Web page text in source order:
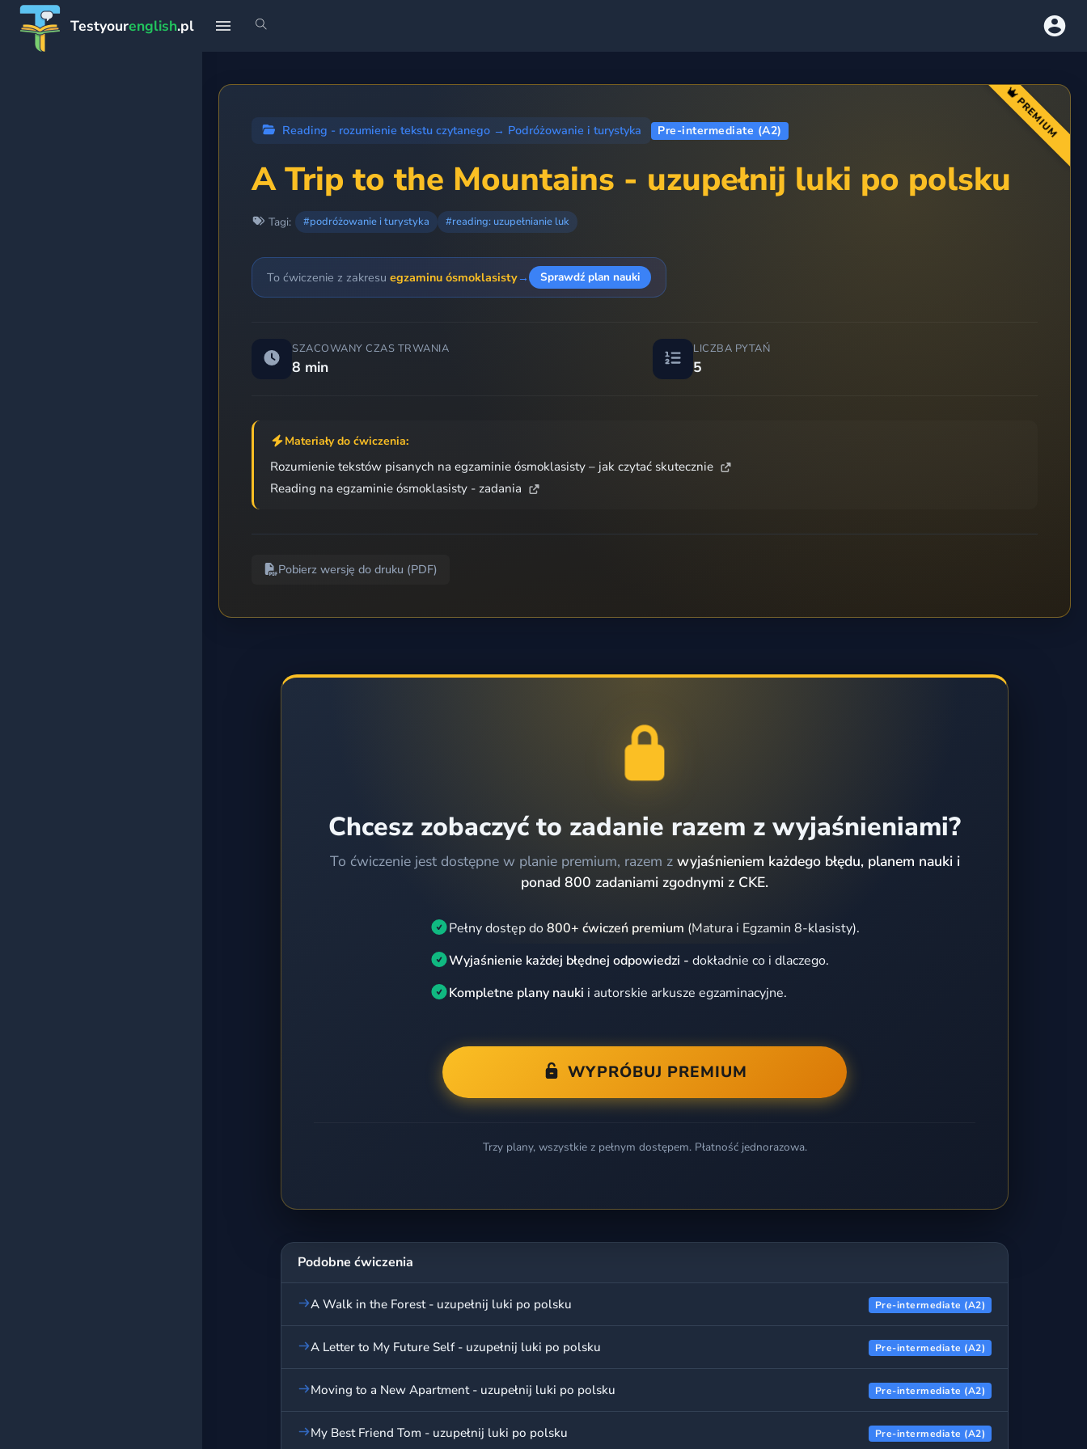
Testyourenglish.pl
PREMIUM
Reading - rozumienie tekstu czytanego → Podróżowanie i turystyka Pre-intermediate (A2)
A Trip to the Mountains - uzupełnij luki po polsku
Tagi: #podróżowanie i turystyka #reading: uzupełnianie luk
To ćwiczenie z zakresu egzaminu ósmoklasisty→ Sprawdź plan nauki
SZACOWANY CZAS TRWANIA
8 min
LICZBA PYTAŃ
5
Materiały do ćwiczenia:
Rozumienie tekstów pisanych na egzaminie ósmoklasisty – jak czytać skutecznie
Reading na egzaminie ósmoklasisty - zadania
Pobierz wersję do druku (PDF)
Chcesz zobaczyć to zadanie razem z wyjaśnieniami?
To ćwiczenie jest dostępne w planie premium, razem z wyjaśnieniem każdego błędu, planem nauki i
ponad 800 zadaniami zgodnymi z CKE.
Pełny dostęp do800+ ćwiczeń premium (Matura i Egzamin 8-klasisty).
Wyjaśnienie każdej błędnej odpowiedzi - dokładnie co i dlaczego.
Kompletne plany nauki i autorskie arkusze egzaminacyjne.
WYPRÓBUJ PREMIUM
Trzy plany, wszystkie z pełnym dostępem. Płatność jednorazowa.
Podobne ćwiczenia
A Walk in the Forest - uzupełnij luki po polsku Pre-intermediate (A2)
A Letter to My Future Self - uzupełnij luki po polsku Pre-intermediate (A2)
Moving to a New Apartment - uzupełnij luki po polsku Pre-intermediate (A2)
My Best Friend Tom - uzupełnij luki po polsku Pre-intermediate (A2)